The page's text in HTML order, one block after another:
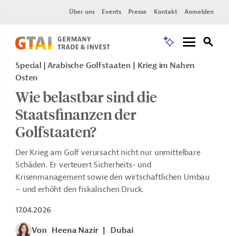
Über uns Events Presse Kontakt Anmelden
Special | Arabische Golfstaaten | Krieg im Nahen
Osten
Wie belastbar sind die
Staatsfinanzen der
Golfstaaten?
Der Krieg am Golf verursacht nicht nur unmittelbare
Schäden. Er verteuert Sicherheits- und
Krisenmanagement sowie den wirtschaftlichen Umbau
– und erhöht den fiskalischen Druck.
17.04.2026
Von Heena Nazir Dubai